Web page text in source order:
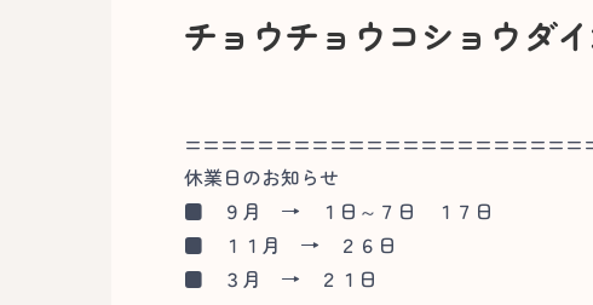
チョウチョウコショウダ
休業日のお知らせ
■ ９月 → １日～７日 １７日
■ １１月 → ２６日
■ ３月 → ２１日